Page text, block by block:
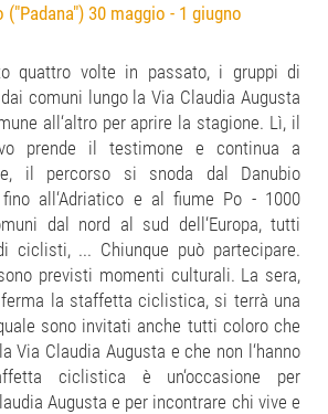
30 maggio - 1 giugno
quattro volte in passato, i gruppi di
comuni lungo la Via Claudia Augusta
all‘altro per aprire la stagione. Lì, il
prende il testimone e continua a
il percorso si snoda dal Danubio
all‘Adriatico e al fiume Po - 1000
dal nord al sud dell‘Europa, tutti
ciclisti, ... Chiunque può partecipare.
previsti momenti culturali. La sera,
la staffetta ciclistica, si terrà una
sono invitati anche tutti coloro che
Via Claudia Augusta e che non l‘hanno
ciclistica è un‘occasione per
Augusta e per incontrare chi vive e